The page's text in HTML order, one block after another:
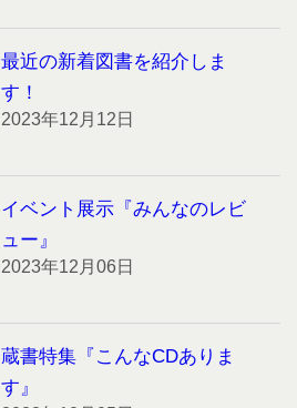
最近の新着図書を紹介しま
す！
2023年12月12日
イベント展示『みんなのレビ
ュー』
2023年12月06日
蔵書特集『こんなCDありま
す』